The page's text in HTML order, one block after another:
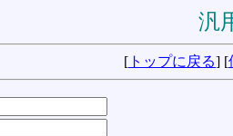
汎
[ トップに戻る] [